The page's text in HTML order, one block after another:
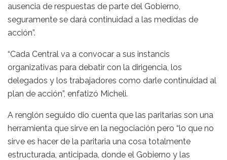
ausencia de respuestas de parte del Gobierno,
seguramente se dará continuidad a las medidas de
acción”.
“Cada Central va a convocar a sus instancis
organizativas para debatir con la dirigencia, los
delegados y los trabajadores como darle continuidad al
plan de acción”, enfatizó Micheli.
A renglón seguido dio cuenta que las paritarias son una
herramienta que sirve en la negociación pero “lo que no
sirve es hacer de la paritaria una cosa totalmente
estructurada, anticipada, donde el Gobierno y las